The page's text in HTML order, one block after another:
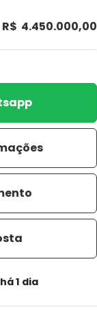
R$ 4.450.000,00
há 1 dia